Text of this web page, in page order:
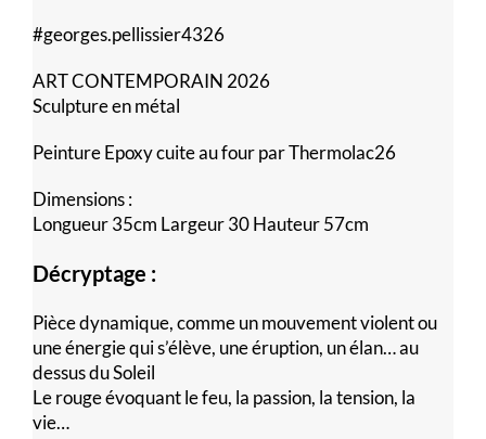
#georges.pellissier4326
ART CONTEMPORAIN 2026
Sculpture en métal
Peinture Epoxy cuite au four par Thermolac26
Dimensions :
Longueur 35cm Largeur 30 Hauteur 57cm
Décryptage :
Pièce dynamique, comme un mouvement violent ou
une énergie qui s’élève, une éruption, un élan… au
dessus du Soleil
Le rouge évoquant le feu, la passion, la tension, la
vie…